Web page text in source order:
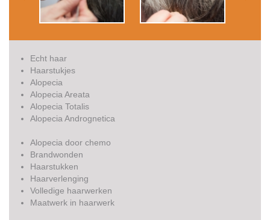
Echt haar
Haarstukjes
Alopecia
Alopecia Areata
Alopecia Totalis
Alopecia Andrognetica
Alopecia door chemo
Brandwonden
Haarstukken
Haarverlenging
Volledige haarwerken
Maatwerk in haarwerk